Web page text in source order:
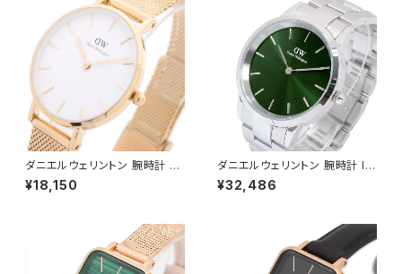
ダニエルウェリントン 腕時計 PE
TITE MESH 28 ホワイト DW
00100350 レディース ホワイ
¥18,150
ダニエルウェリントン 腕時計 IC
ONIC LINK EMERALD 40 シ
ルバー DW00100427 グリー
¥32,486